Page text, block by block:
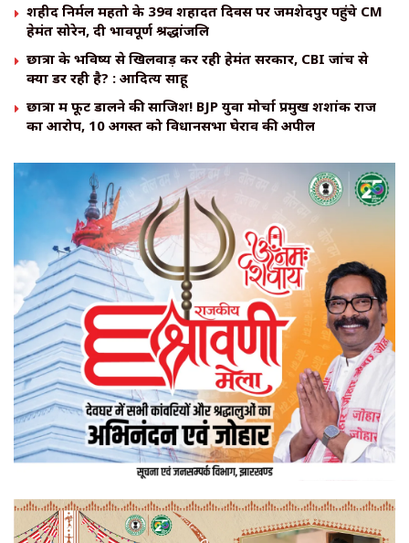
शहीद निर्मल महतो के 39वें शहादत दिवस पर जमशेदपुर पहुंचे CM
हेमंत सोरेन, दी भावपूर्ण श्रद्धांजलि
छात्रों के भविष्य से खिलवाड़ कर रही हेमंत सरकार, CBI जांच से
क्यों डर रही है? : आदित्य साहू
छात्रों में फूट डालने की साजिश! BJP युवा मोर्चा प्रमुख शशांक राज
का आरोप, 10 अगस्त को विधानसभा घेराव की अपील